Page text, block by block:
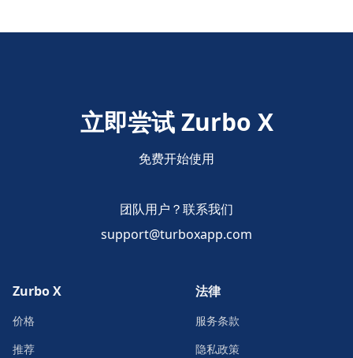
立即尝试 Zurbo X
免费开始使用
团队用户？联系我们
support@turboxapp.com
Zurbo X
价格
推荐
法律
服务条款
隐私政策